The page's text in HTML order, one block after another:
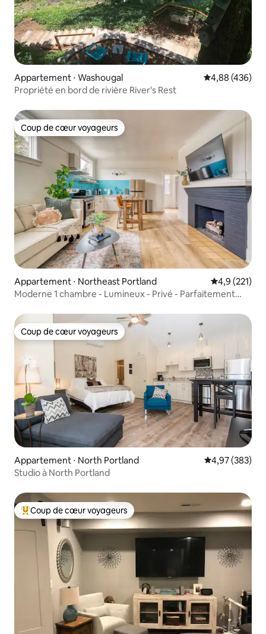
Appartement ⋅ Washougal Évaluation
4,88 (436)
Propriété en bord de rivière River's Rest
Coup de cœur voyageurs
Coup de cœur voyageurs
Appartement ⋅ Northeast Portland Évaluation
4,9 (221)
Moderne 1 chambre - Lumineux - Privé - Parfaitement
Coup de cœur voyageurs
Coup de cœur voyageurs
Appartement ⋅ North Portland Évaluation
4,97 (383)
Studio à North Portland
Coups de cœur voyageurs les plus appréciés
Coup de cœur voyageurs